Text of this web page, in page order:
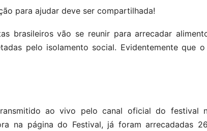
para ajudar deve ser compartilhada!
brasileiros vão se reunir para arrecadar
pelo isolamento social. Evidentemente que o
ao vivo pelo canal oficial do festival
na página do Festival, já foram arrecadadas